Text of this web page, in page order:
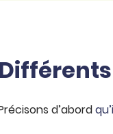
d’abord